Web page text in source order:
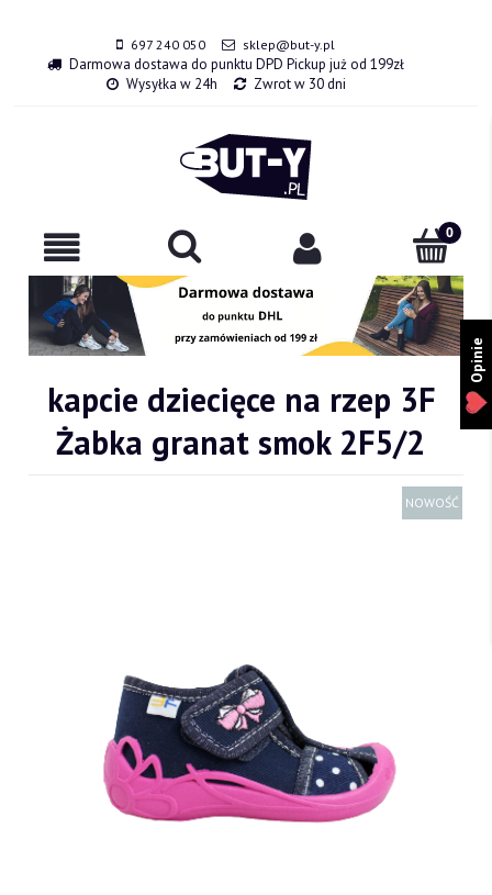
697 240 050 sklep@but-y.pl
Darmowa dostawa do punktu DPD Pickup już od 199zł
Wysyłka w 24h
Zwrot w 30 dni
kapcie dziecięce na rzep 3F
Żabka granat smok 2F5/2
NOWOŚĆ
Opinie